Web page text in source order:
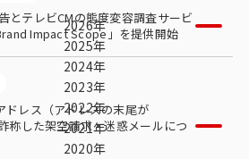
2026年
2025年
2024年
2023年
2022年
2021年
2020年
とテレビCMの態度変容調査サービ
Impact Scope」を提供開始
ドレス（アドレスの末尾が
称した架空請求・迷惑メールにつ